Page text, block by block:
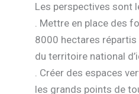
Les perspectives sont
. Mettre en place des
8000 hectares
du territoire national
. Créer des espaces
les grands points de